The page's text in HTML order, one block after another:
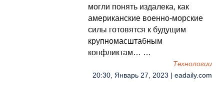
могли понять издалека, как
американские военно-морские
силы готовятся к будущим
крупномасштабным
конфликтам… …
Технологии
20:30, Январь 27, 2023 | eadaily.com